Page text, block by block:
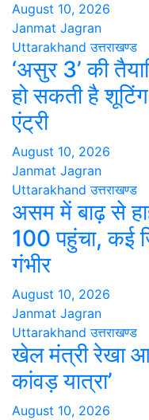
August 10, 2026
Janmat Jagran
Uttarakhand उत्तराखण्ड
‘असुर 3’ की
हो सकती है
एंट्री
August 10, 2026
Janmat Jagran
Uttarakhand उत्तराखण्ड
असम में बाढ़ से
100 पहुंचा, कई
गंभीर
August 10, 2026
Janmat Jagran
Uttarakhand उत्तराखण्ड
खेल मंत्री रेखा
कांवड़ यात्रा’
August 10, 2026